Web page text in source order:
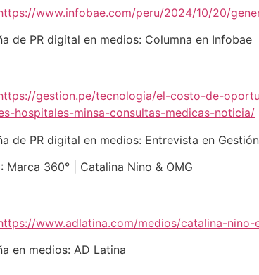
www.infobae.com/peru/2024/10/20/
de PR digital en medios: Columna en Infobae
gestion.pe/tecnologia/el-costo-de-
hospitales-minsa-consultas-medicas-noticia/
de PR digital en medios: Entrevista en
Marca 360° | Catalina Nino & OMG
www.adlatina.com/medios/catalina-
en medios: AD Latina